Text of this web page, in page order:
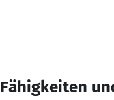
Fähigkeiten